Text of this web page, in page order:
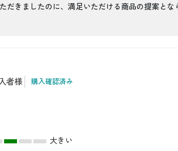
だきましたのに、満足いただける商品の提案と
者様 購入確認済み
大きい